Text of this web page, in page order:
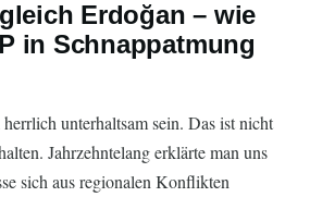
Erdoğan – wie
in Schnappatmung
unterhaltsam sein. Das ist nicht
Jahrzehntelang erklärte man uns
sich aus regionalen Konflikten